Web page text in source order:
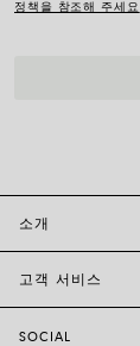
정책을 참조해 주세요
소개
고객 서비스
SOCIAL